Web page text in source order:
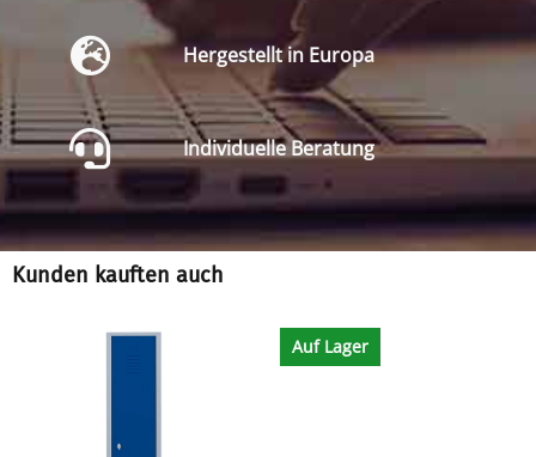
Hergestellt in Europa
Individuelle Beratung
Kunden kauften auch
Auf Lager